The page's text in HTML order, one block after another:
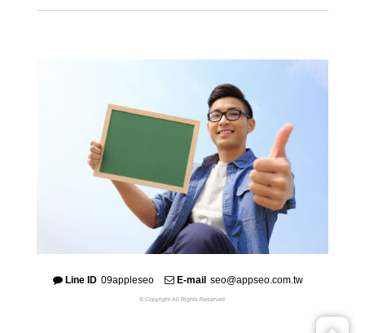
Line ID 09appleseo E-mail seo@appseo.com.tw
© Copyright All Rights Reserved